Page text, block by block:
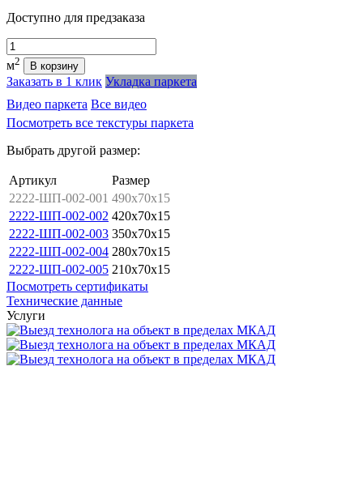
Доступно для предзаказа
Количество
м2 В корзину
Заказать в 1 клик Укладка паркета
Видео паркета Все видео
Посмотреть все текстуры паркета
Выбрать другой размер:
Артикул
Размер
2222-ШП-002-001 490x70x15
2222-ШП-002-002 420x70x15
2222-ШП-002-003 350x70x15
2222-ШП-002-004 280x70x15
2222-ШП-002-005 210x70x15
Посмотреть сертификаты
Технические данные
Услуги